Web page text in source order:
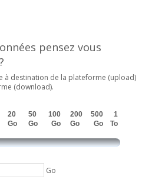
pensez vous
à destination de la plateforme (upload)
(download).
20
Go
50
Go
100
Go
200
Go
500
Go
1
To
Go